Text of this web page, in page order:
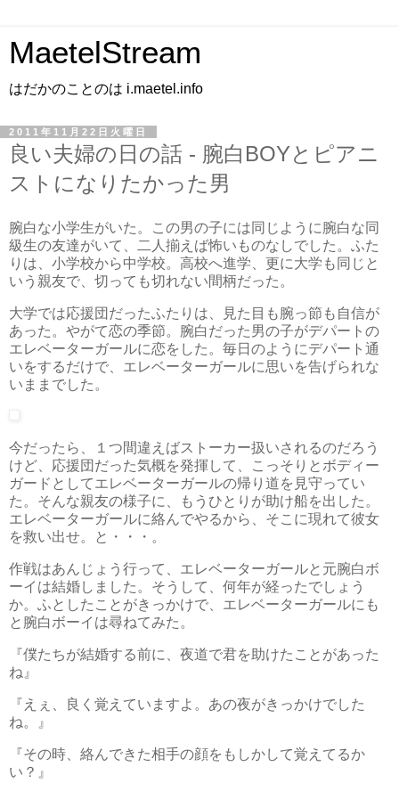
MaetelStream
はだかのことのは i.maetel.info
2011年11月22日火曜日
良い夫婦の日の話 - 腕白BOYとピアニ
ストになりたかった男
腕白な小学生がいた。この男の子には同じように腕白な同
級生の友達がいて、二人揃えば怖いものなしでした。ふた
りは、小学校から中学校。高校へ進学、更に大学も同じと
いう親友で、切っても切れない間柄だった。
大学では応援団だったふたりは、見た目も腕っ節も自信が
あった。やがて恋の季節。腕白だった男の子がデパートの
エレベーターガールに恋をした。毎日のようにデパート通
いをするだけで、エレベーターガールに思いを告げられな
いままでした。
今だったら、１つ間違えばストーカー扱いされるのだろう
けど、応援団だった気概を発揮して、こっそりとボディー
ガードとしてエレベーターガールの帰り道を見守ってい
た。そんな親友の様子に、もうひとりが助け船を出した。
エレベーターガールに絡んでやるから、そこに現れて彼女
を救い出せ。と・・・。
作戦はあんじょう行って、エレベーターガールと元腕白ボ
ーイは結婚しました。そうして、何年が経ったでしょう
か。ふとしたことがきっかけで、エレベーターガールにも
と腕白ボーイは尋ねてみた。
『僕たちが結婚する前に、夜道で君を助けたことがあった
ね』
『えぇ、良く覚えていますよ。あの夜がきっかけでした
ね。』
『その時、絡んできた相手の顔をもしかして覚えてるか
い？』